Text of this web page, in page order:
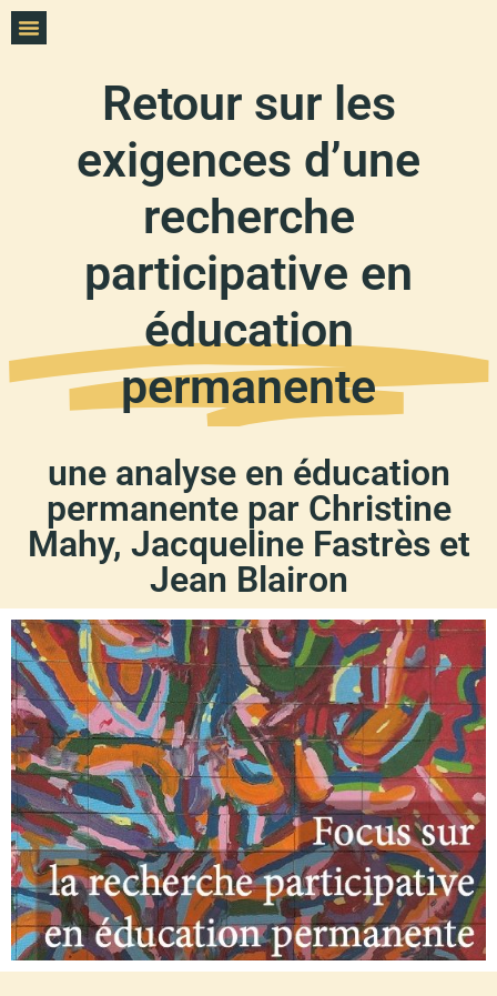
Retour sur les
exigences d’une
recherche
participative en
éducation
permanente
une analyse en éducation
permanente par Christine
Mahy, Jacqueline Fastrès et
Jean Blairon